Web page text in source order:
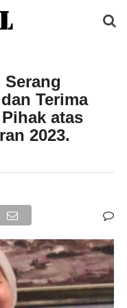
Serang
Terima
atas
2023.